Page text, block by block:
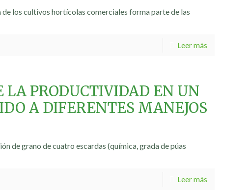
los cultivos hortícolas comerciales forma parte de las
Leer más
LA PRODUCTIVIDAD EN UN
A DIFERENTES MANEJOS
de grano de cuatro escardas (química, grada de púas
Leer más